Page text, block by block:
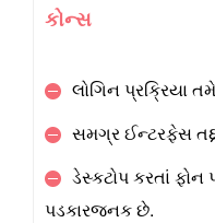
કોન્સ
લોગિન પ્રક્રિયા
સમગ્ર ઈન્ટરફેસ
ડેસ્કટોપ કરતાં
પડકારજનક છે.